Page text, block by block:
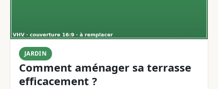
JARDIN
Comment aménager sa terrasse
efficacement ?